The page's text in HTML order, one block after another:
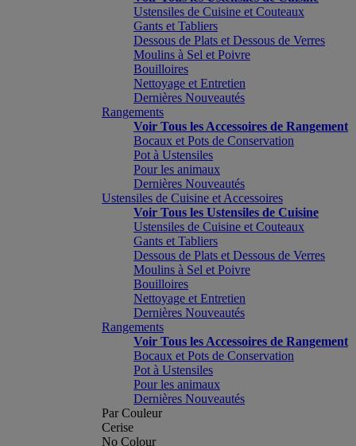
Ustensiles de Cuisine et Couteaux
Gants et Tabliers
Dessous de Plats et Dessous de Verres
Moulins à Sel et Poivre
Bouilloires
Nettoyage et Entretien
Dernières Nouveautés
Rangements
Voir Tous les Accessoires de Rangement
Bocaux et Pots de Conservation
Pot à Ustensiles
Pour les animaux
Dernières Nouveautés
Ustensiles de Cuisine et Accessoires
Voir Tous les Ustensiles de Cuisine
Ustensiles de Cuisine et Couteaux
Gants et Tabliers
Dessous de Plats et Dessous de Verres
Moulins à Sel et Poivre
Bouilloires
Nettoyage et Entretien
Dernières Nouveautés
Rangements
Voir Tous les Accessoires de Rangement
Bocaux et Pots de Conservation
Pot à Ustensiles
Pour les animaux
Dernières Nouveautés
Par Couleur
Cerise
No Colour